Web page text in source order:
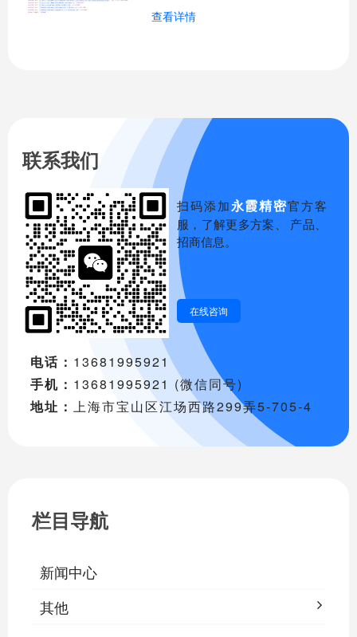
前页面内容主旨，更好的支持百度蜘蛛的
查看详情
联系我们
扫码添加永霞精密官方客
服，了解更多方案、 产品、
招商信息。
在线咨询
电话： 13681995921
手机： 13681995921 (微信同号)
地址： 上海市宝山区江场西路299弄5-705-4
栏目导航
新闻中心
其他